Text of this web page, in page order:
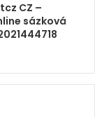
CZ –
sázková